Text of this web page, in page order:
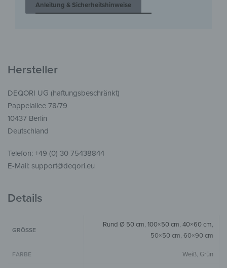
Anleitung & Sicherheitshinweise
Hersteller
DEQORI UG (haftungsbeschränkt)
Pappelallee 78/79
10437 Berlin
Deutschland
Telefon: +49 (0) 30 75438844
E-Mail: support@deqori.eu
Details
GRÖSSE
Rund Ø 50 cm, 100×50 cm, 40×60 cm,
50×50 cm, 60×90 cm
FARBE Weiß, Grün